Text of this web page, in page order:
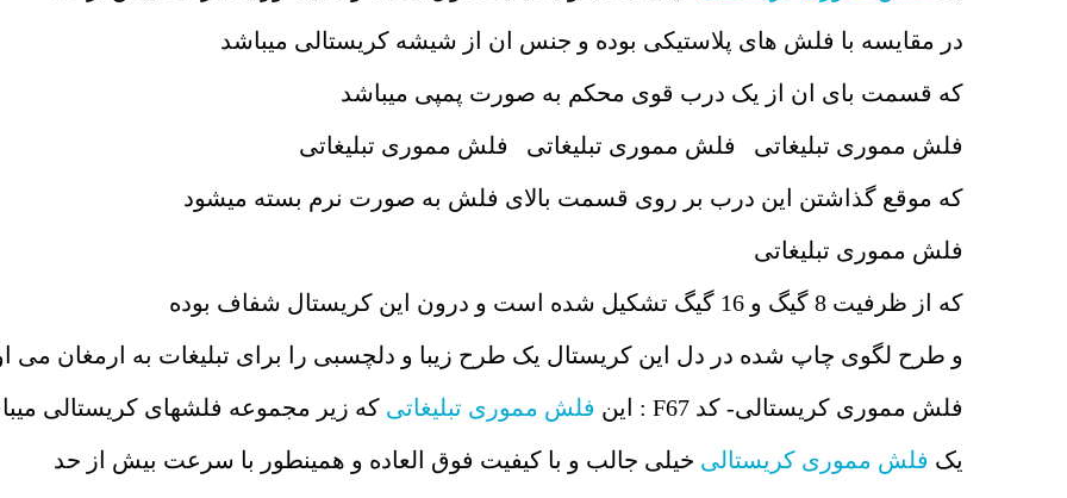
در مقایسه با فلش های پلاستیکی بوده و جنس ان از شیشه کریستالی میباشد
که قسمت بای ان از یک درب قوی محکم به صورت پمپی میباشد
فلش مموری تبلیغاتی فلش مموری تبلیغاتی فلش مموری تبلیغاتی
که موقع گذاشتن این درب بر روی قسمت بالای فلش به صورت نرم بسته میشود
فلش مموری تبلیغاتی
که از ظرفیت 8 گیگ و 16 گیگ تشکیل شده است و درون این کریستال شفاف بوده
و طرح لگوی چاپ شده در دل این کریستال یک طرح زیبا و دلچسبی را برای تبلیغات به ارمغان می
فلش مموری کریستالی- کد F67 : این
فلش مموری تبلیغاتی که زیر مجموعه فلشهای کریستالی
یک فلش مموری کریستالی خیلی جالب و با کیفیت فوق العاده و همینطور با سرعت بیش از حد